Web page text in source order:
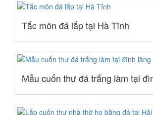
Tắc môn đá lắp tại Hà Tĩnh
Mẫu cuốn thư đá trắng làm tại